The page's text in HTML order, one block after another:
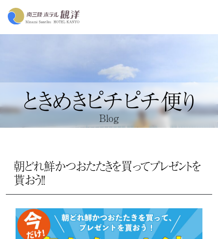
ときめきピチピチ便り
Blog
朝どれ鮮かつおたたきを買ってプレゼントを
貰おう！！